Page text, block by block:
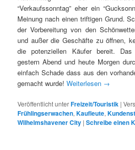
“Verkaufssonntag” eher ein
Meinung nach einen triftigen Grund.
der Vorbereitung von den
und außer die Geschäfte zu öffnen,
die potenziellen Käufer bereit. Das
gestern Abend und heute Morgen
einfach Schade dass aus den
gemacht wurde!Weiterlesen →
Veröffentlicht unterFreizeit/Touristik |
Frühlingserwachen,Kaufleute,
Wilhelmshavener City |Schreibe einen